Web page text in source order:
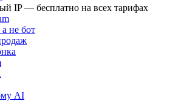
IP — бесплатно на всех тарифах
не бот
AI